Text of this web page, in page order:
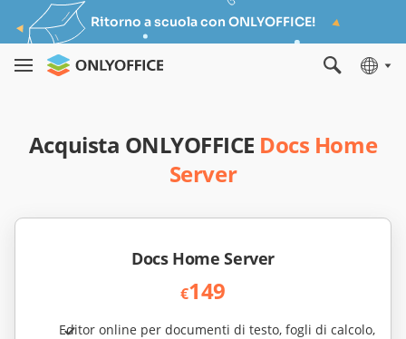
Ritorno a scuola con ONLYOFFICE!
Acquista ONLYOFFICE Docs Home
Server
Docs Home Server
€149
Editor online per documenti di testo, fogli di calcolo,